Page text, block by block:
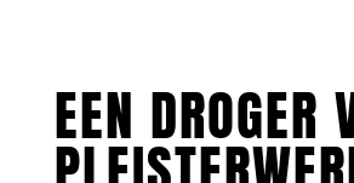
EEN DROGER